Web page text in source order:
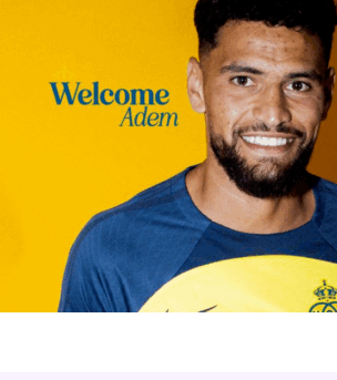
l'article "Jupiler Pro League : Adem